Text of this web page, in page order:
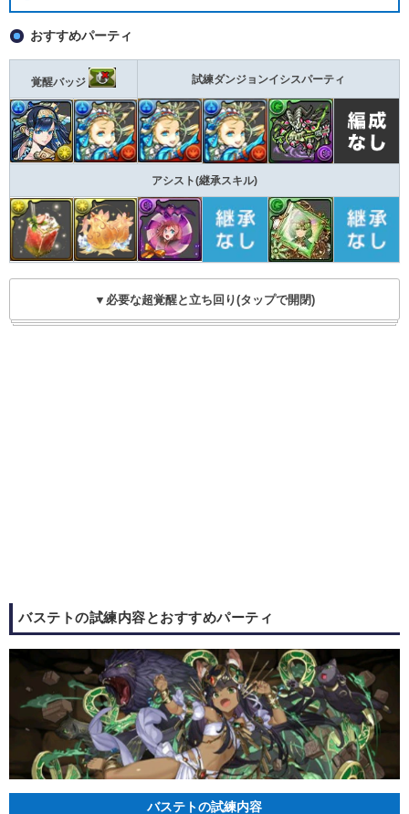
おすすめパーティ
覚醒バッジ 試練ダンジョンイシスパーティ
アシスト(継承スキル)
▼必要な超覚醒と立ち回り(タップで開閉)
バステトの試練内容とおすすめパーティ
バステトの試練内容